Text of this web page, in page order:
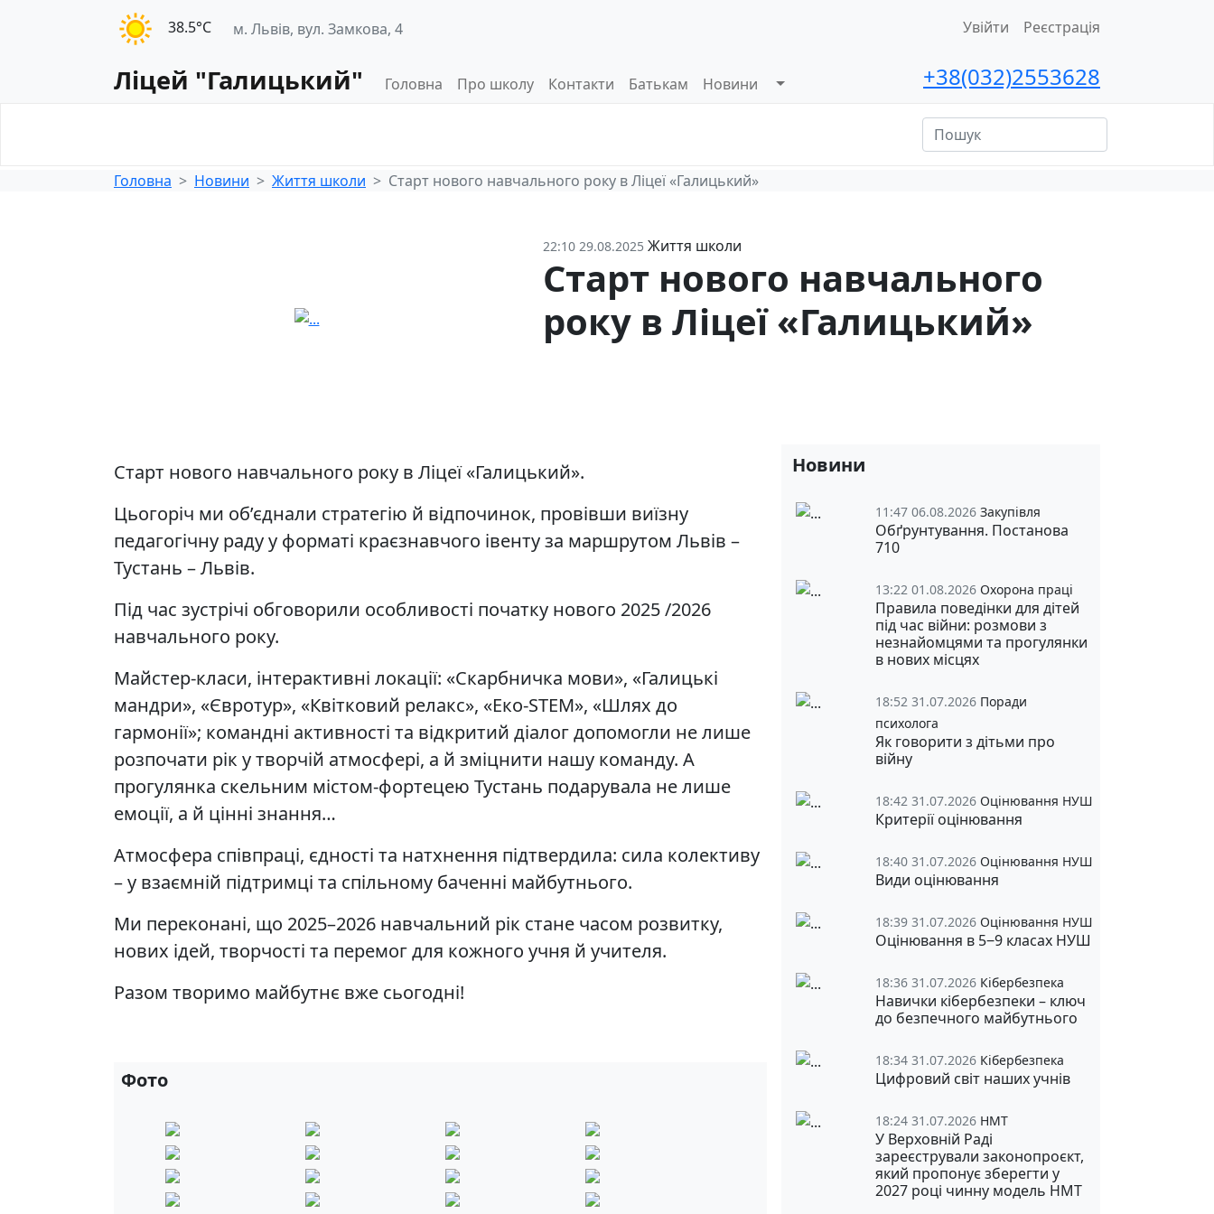
38.5°С м. Львів, вул. Замкова, 4 Увійти Реєстрація
Ліцей "Галицький" Головна Про школу Контакти Батькам Новини +38(032)2553628
Головна
Новини Життя школи Старт нового навчального року в Ліцеї «Галицький»
22:10 29.08.2025 Життя школи
Старт нового навчального
року в Ліцеї «Галицький»
Старт нового навчального року в Ліцеї «Галицький».
Цьогоріч ми об’єднали стратегію й відпочинок, провівши виїзну
педагогічну раду у форматі краєзнавчого івенту за маршрутом Львів –
Тустань – Львів.
Під час зустрічі обговорили особливості початку нового 2025 /2026
навчального року.
Майстер-класи, інтерактивні локації: «Скарбничка мови», «Галицькі
мандри», «Євротур», «Квітковий релакс», «Еко-STEM», «Шлях до
гармонії»; командні активності та відкритий діалог допомогли не лише
розпочати рік у творчій атмосфері, а й зміцнити нашу команду. А
прогулянка скельним містом-фортецею Тустань подарувала не лише
емоції, а й цінні знання…
Атмосфера співпраці, єдності та натхнення підтвердила: сила колективу
– у взаємній підтримці та спільному баченні майбутнього.
Ми переконані, що 2025–2026 навчальний рік стане часом розвитку,
нових ідей, творчості та перемог для кожного учня й учителя.
Разом творимо майбутнє вже сьогодні!
Фото
Новини
11:47 06.08.2026 Закупівля
Обґрунтування. Постанова
710
13:22 01.08.2026 Охорона праці
Правила поведінки для дітей
під час війни: розмови з
незнайомцями та прогулянки
в нових місцях
18:52 31.07.2026 Поради
психолога
Як говорити з дітьми про
війну
18:42 31.07.2026 Оцінювання НУШ
Критерії оцінювання
18:40 31.07.2026 Оцінювання НУШ
Види оцінювання
18:39 31.07.2026 Оцінювання НУШ
Оцінювання в 5‒9 класах НУШ
18:36 31.07.2026 Кібербезпека
Навички кібербезпеки – ключ
до безпечного майбутнього
18:34 31.07.2026 Кібербезпека
Цифровий світ наших учнів
18:24 31.07.2026 НМТ
У Верховній Раді
зареєстрували законопроєкт,
який пропонує зберегти у
2027 році чинну модель НМТ